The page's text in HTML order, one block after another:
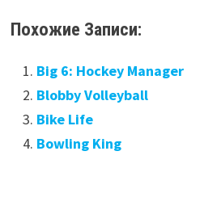
Похожие Записи:
Big 6: Hockey Manager
Blobby Volleyball
Bike Life
Bowling King